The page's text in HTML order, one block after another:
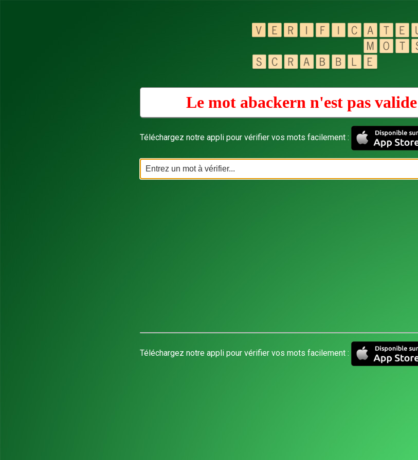
Le mot abackern n'est pas
Téléchargez notre appli pour vérifier vos mots facilement :
Téléchargez notre appli pour vérifier vos mots facilement :